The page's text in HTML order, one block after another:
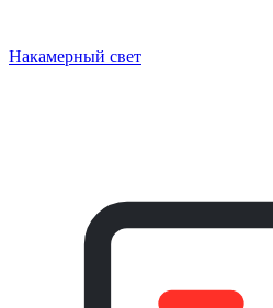
Накамерный свет